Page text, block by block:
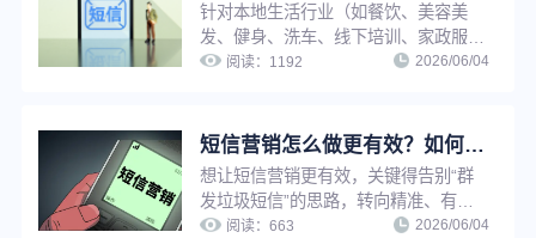
针对本地生活行业（如餐饮、美容美
发、健身、洗车、线下培训、家政服
务、零售门店等），短信营销的核心逻
电话预约”。
阅读： 1192 2026/06/04
短信营销怎么做更有效？如何将长链接缩短来发短信？
想让短信营销更有效，关键得告别“群
发垃圾短信”的思路，转向精准、有价
值、有互动的方式。现在用户对骚扰短
阅读：663 2026/06/04